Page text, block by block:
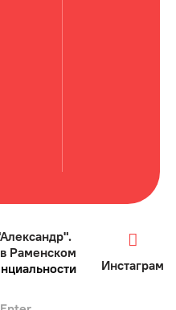
Раменском
Инстаграм